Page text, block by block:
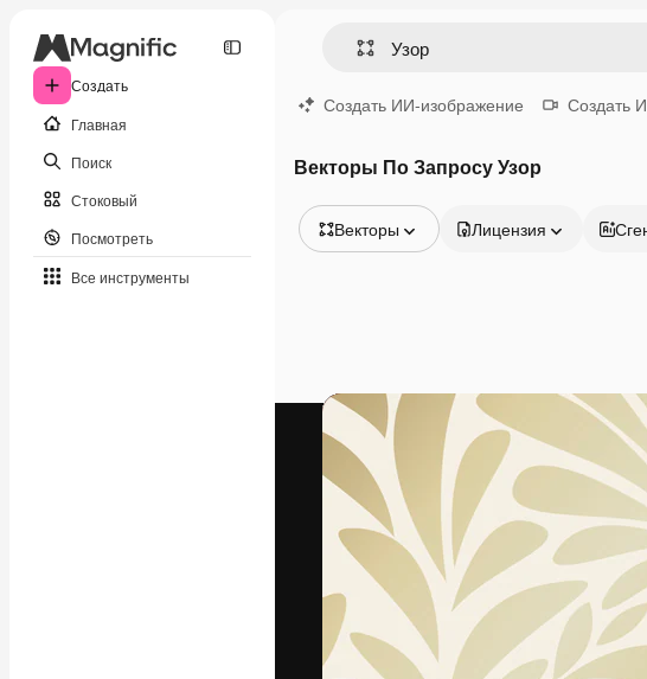
Создать
Главная
Поиск
Стоковый
Посмотреть
Все инструменты
Создать ИИ-изображение Создать
Векторы По Запросу Узор
Векторы
Видео
Видеоролик
Моушн-дизайн
Видеошаблоны
Иконки
3D-модели
Шрифты
Лицензия
Креативная платформа для
ваших лучших работ. Более
подписчиков среди
предприятий, агентств и
Pусский